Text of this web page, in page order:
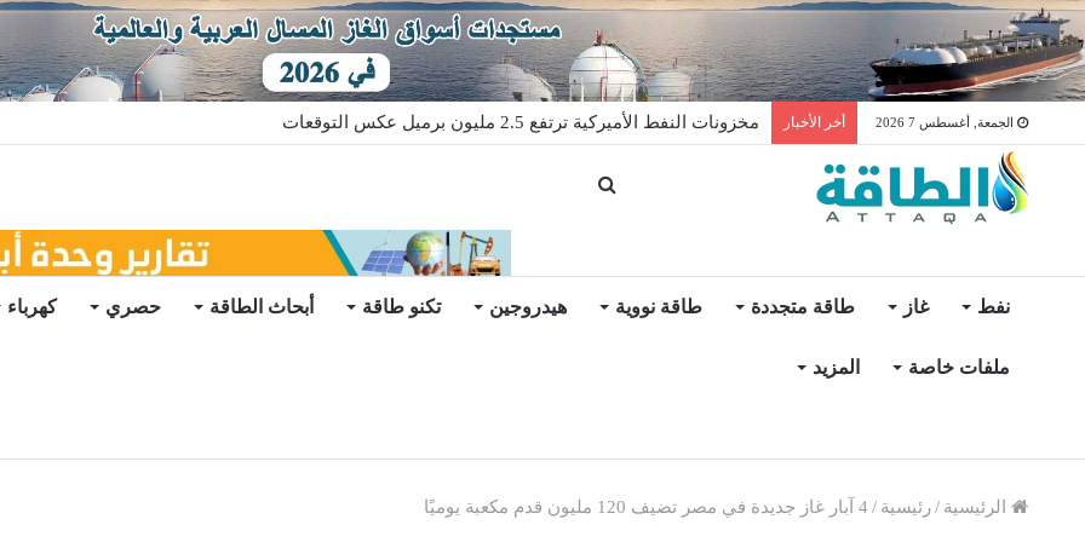
الجمعة, أغسطس 7 2026 أخر الأخبار مخزونات النفط الأميركية ترتفع 2.5 مليون برميل عكس التوقعات
نفط غاز طاقة متجددة طاقة نووية هيدروجين تكنو طاقة أبحاث الطاقة حصري كهرباء
ملفات خاصة المزيد
الرئيسية /رئيسية /4 آبار غاز جديدة في مصر تضيف 120 مليون قدم مكعبة يوميًا